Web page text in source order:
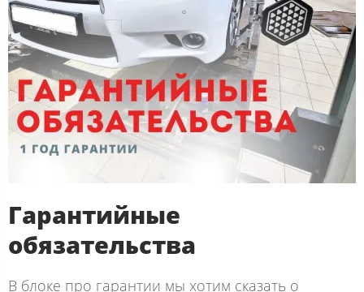
Гарантийные
обязательства
В блоке про гарантии мы хотим сказать о